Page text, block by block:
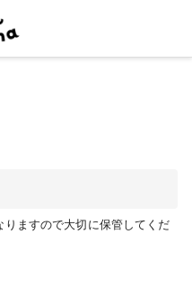
ますので大切に保管してくだ